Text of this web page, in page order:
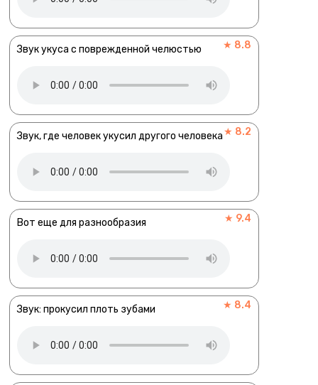
Звук укуса с поврежденной челюстью ★ 8.8
Звук, где человек укусил другого человека★ 8.2
Вот еще для разнообразия ★ 9.4
Звук: прокусил плоть зубами ★ 8.4